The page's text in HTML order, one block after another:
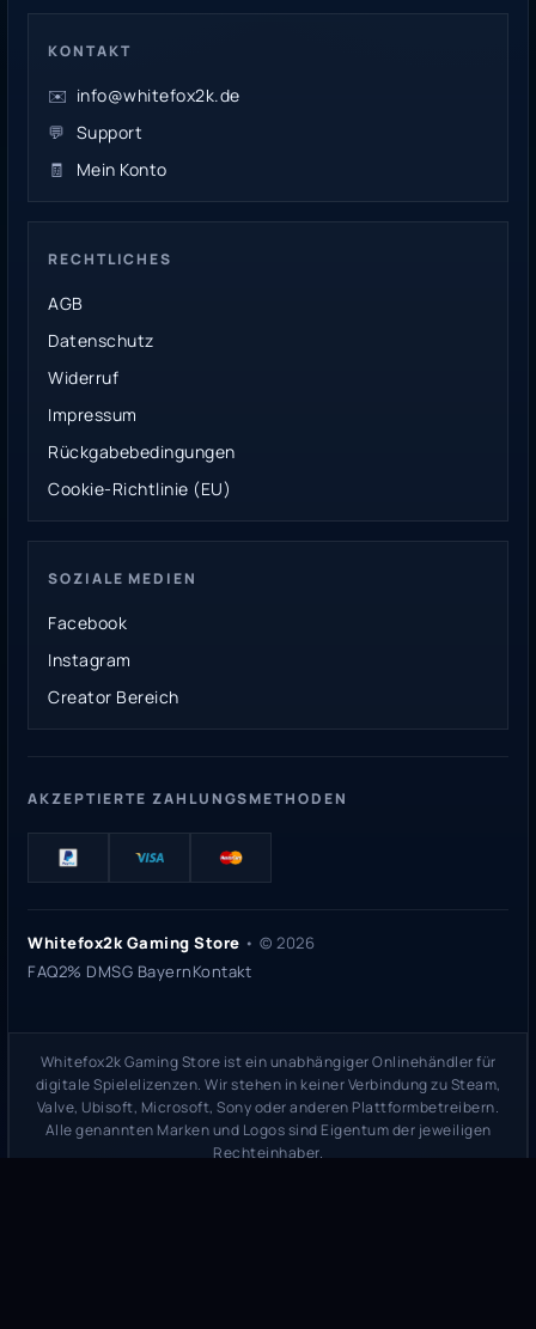
KONTAKT
✉️ info@whitefox2k.de
💬 Support
🧾
Mein Konto
RECHTLICHES
AGB
Datenschutz
Widerruf
Impressum
Rückgabebedingungen
Cookie-Richtlinie (EU)
SOZIALE MEDIEN
Facebook
Instagram
Creator Bereich
AKZEPTIERTE ZAHLUNGSMETHODEN
Whitefox2k Gaming Store • © 2026
FAQ2% DMSG BayernKontakt
Whitefox2k Gaming Store ist ein unabhängiger Onlinehändler für
digitale Spielelizenzen. Wir stehen in keiner Verbindung zu Steam,
Valve, Ubisoft, Microsoft, Sony oder anderen Plattformbetreibern.
Alle genannten Marken und Logos sind Eigentum der jeweiligen
Rechteinhaber.